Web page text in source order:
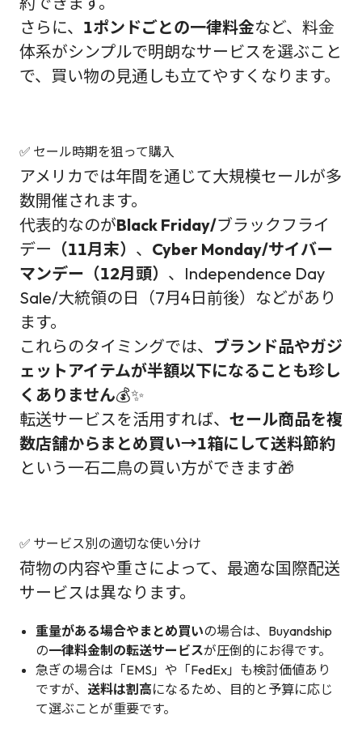
さらに、 1ポンドごとの一律料金など、料金
体系がシンプルで明朗なサービスを選ぶこと
で、買い物の見通しも立てやすくなります。
✅ セール時期を狙って購入
アメリカでは年間を通じて大規模セールが多
数開催されます。
代表的なのがBlack Friday/ブラックフライ
デー （11月末） 、 Cyber Monday/サイバー
マンデー（12月頭） 、Independence Day
Sale/大統領の日（7月4日前後）などがあり
ます。
これらのタイミングでは、 ブランド品やガジ
ェットアイテムが半額以下になることも珍し
くありません💰✨
転送サービスを活用すれば、 セール商品を複
数店舗からまとめ買い→1箱にして送料節約
という一石二鳥の買い方ができます🎁
✅ サービス別の適切な使い分け
荷物の内容や重さによって、最適な国際配送
サービスは異なります。
重量がある場合やまとめ買いの場合は、Buyandship
の一律料金制の転送サービスが圧倒的にお得です。
急ぎの場合は「EMS」や「FedEx」も検討価値あり
ですが、 送料は割高になるため、目的と予算に応じ
て選ぶことが重要です。